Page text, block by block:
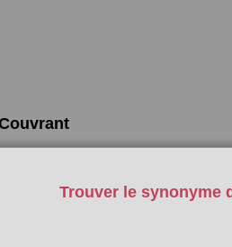
Trouver le synonyme